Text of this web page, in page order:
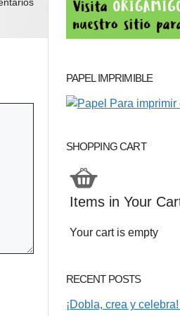
PAPEL IMPRIMIBLE
SHOPPING CART
Items in Your
Your cart is empty
RECENT POSTS
¡Dobla, crea y